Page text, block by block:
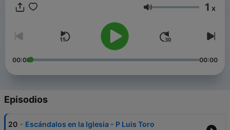
Volumen 1 x
00:00 00:00
Episodios
20 - Escándalos en la Iglesia - P Luis Toro